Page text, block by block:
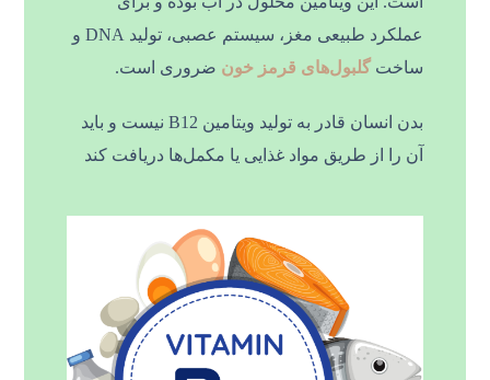
عملکرد طبیعی مغز، سیستم عصبی، تولید DNA و
ساخت گلبول‌های قرمز خون ضروری است.
بدن انسان قادر به تولید ویتامین B12 نیست و باید
آن را از طریق مواد غذایی یا مکمل‌ها دریافت کند